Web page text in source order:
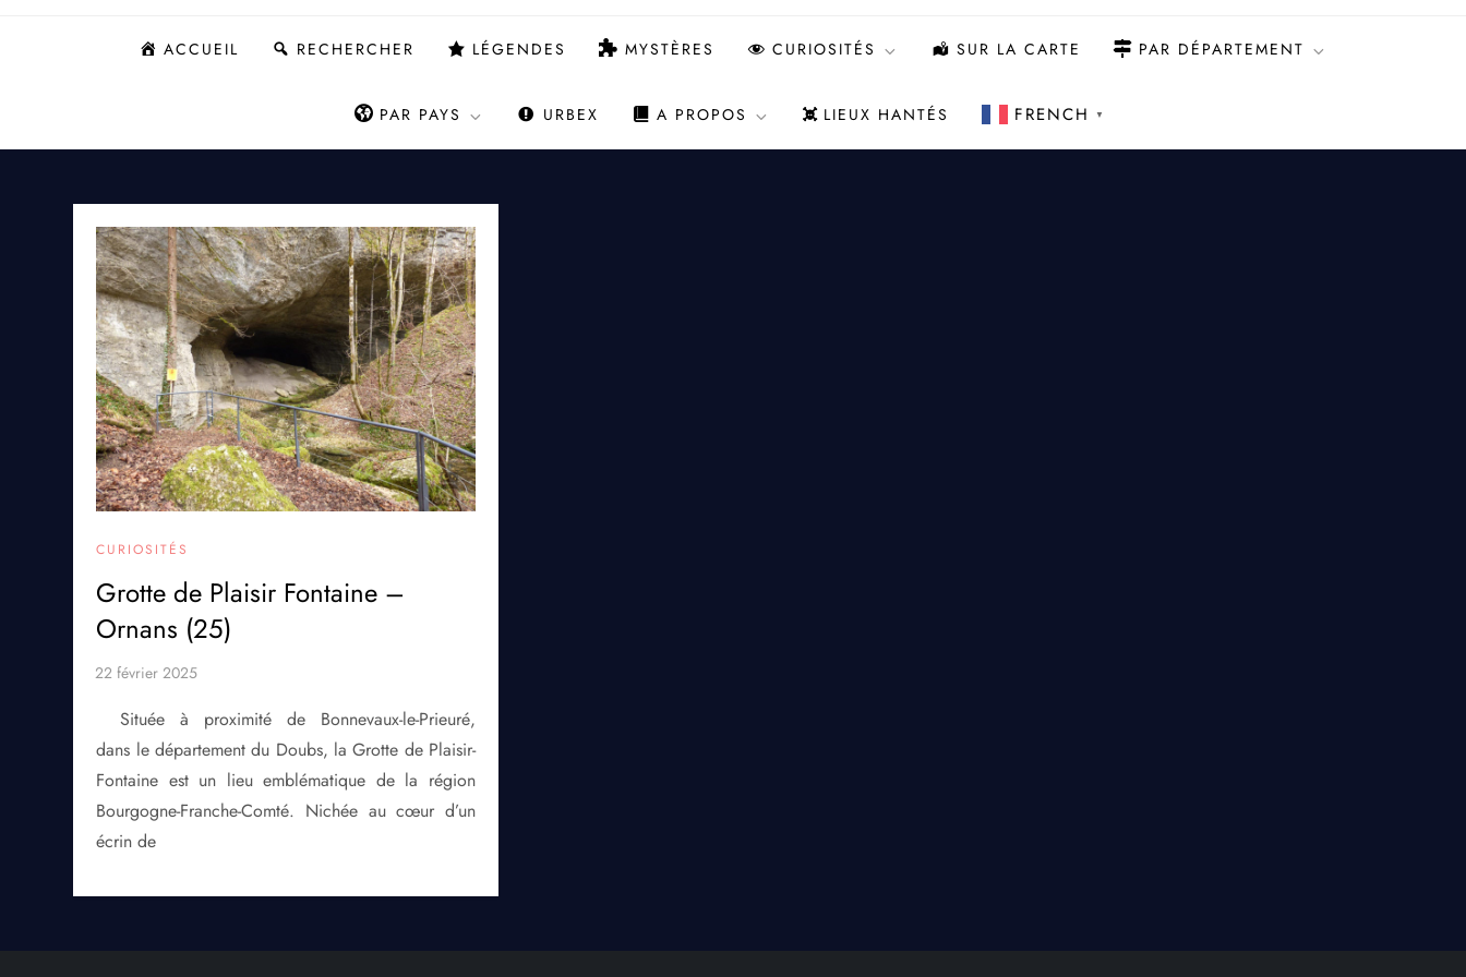
ACCUEIL RECHERCHER LÉGENDES MYSTÈRES CURIOSITÉS SUR LA CARTE PAR DÉPARTEMENT
PAR PAYS URBEX A PROPOS LIEUX HANTÉS FRENCH ▼
CURIOSITÉS
Grotte de Plaisir Fontaine –
Ornans (25)
Située à proximité de Bonnevaux-le-Prieuré,
dans le département du Doubs, la Grotte de Plaisir-
Fontaine est un lieu emblématique de la région
Bourgogne-Franche-Comté. Nichée au cœur d’un
écrin de